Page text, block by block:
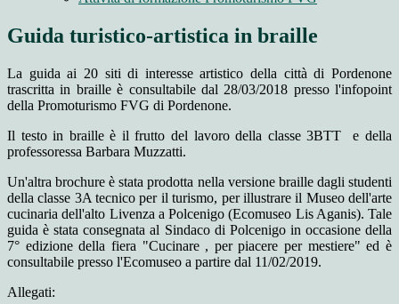
Guida turistico-artistica in braille
La guida ai 20 siti di interesse artistico della città di Pordenone
trascritta in braille è consultabile dal 28/03/2018 presso l'infopoint
della Promoturismo FVG di Pordenone.
Il testo in braille è il frutto del lavoro della classe 3BTT e della
professoressa Barbara Muzzatti.
Un'altra brochure è stata prodotta nella versione braille dagli studenti
della classe 3A tecnico per il turismo, per illustrare il Museo dell'arte
cucinaria dell'alto Livenza a Polcenigo (Ecomuseo Lis Aganis). Tale
guida è stata consegnata al Sindaco di Polcenigo in occasione della
7° edizione della fiera "Cucinare , per piacere per mestiere" ed è
consultabile presso l'Ecomuseo a partire dal 11/02/2019.
Allegati: